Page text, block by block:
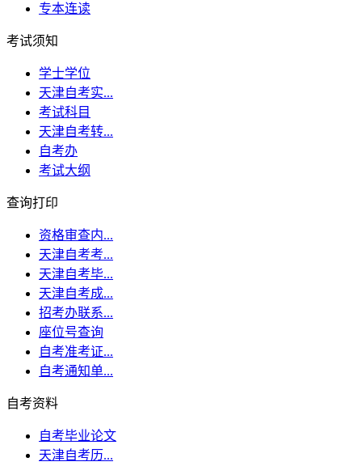
专本连读
考试须知
学士学位
天津自考实...
考试科目
天津自考转...
自考办
考试大纲
查询打印
资格审查内...
天津自考考...
天津自考毕...
天津自考成...
招考办联系...
座位号查询
自考准考证...
自考通知单...
自考资料
自考毕业论文
天津自考历...